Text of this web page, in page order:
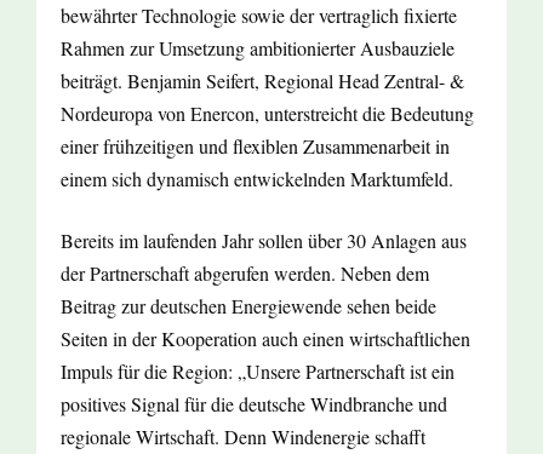
bewährter Technologie sowie der vertraglich fixierte
Rahmen zur Umsetzung ambitionierter Ausbauziele
beiträgt. Benjamin Seifert, Regional Head Zentral- &
Nordeuropa von Enercon, unterstreicht die Bedeutung
einer frühzeitigen und flexiblen Zusammenarbeit in
einem sich dynamisch entwickelnden Marktumfeld.
Bereits im laufenden Jahr sollen über 30 Anlagen aus
der Partnerschaft abgerufen werden. Neben dem
Beitrag zur deutschen Energiewende sehen beide
Seiten in der Kooperation auch einen wirtschaftlichen
Impuls für die Region: „Unsere Partnerschaft ist ein
positives Signal für die deutsche Windbranche und
regionale Wirtschaft. Denn Windenergie schafft